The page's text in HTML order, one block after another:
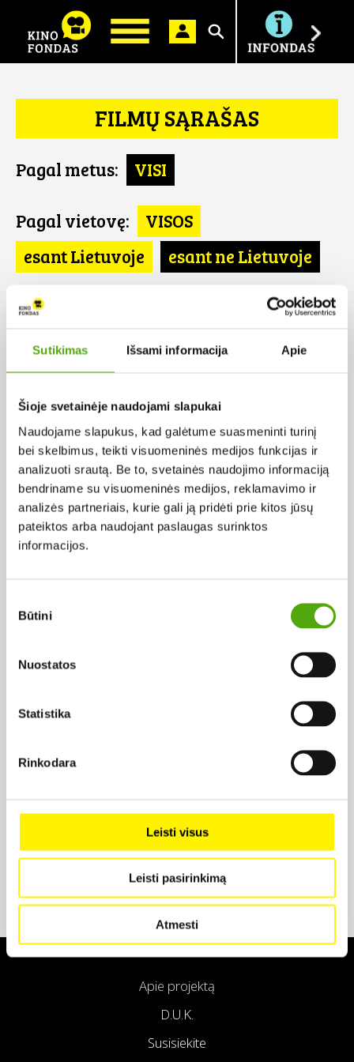
Sutikimas Išsami informacija Apie
Šioje svetainėje naudojami slapukai
Naudojame slapukus, kad galėtume suasmeninti turinį
bei skelbimus, teikti visuomeninės medijos funkcijas ir
analizuoti srautą. Be to, svetainės naudojimo informaciją
bendriname su visuomeninės medijos, reklamavimo ir
analizės partneriais, kurie gali ją pridėti prie kitos jūsų
pateiktos arba naudojant paslaugas surinktos
informacijos.
pasirinkimas
Būtini
Nuostatos
Statistika
Rinkodara
Leisti visus
Leisti pasirinkimą
Atmesti
Ieškoti
FILMŲ SĄRAŠAS
Pagal metus: VISI
Pagal vietovę:
VISOS
esant Lietuvoje
esant ne Lietuvoje
Pagal šalį:
Pietų Korėja
Pagal abėcėlę:
Rezultatų nerasta...
Apie projektą
D.U.K.
Susisiekite